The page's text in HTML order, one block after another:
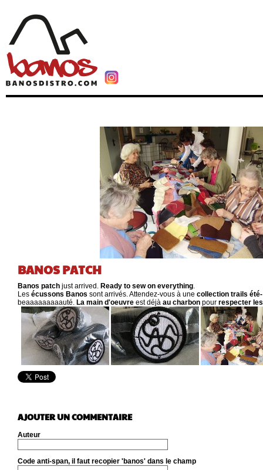
BANOS PATCH
Banos patch just arrived. Ready to sew on everything.
Les écussons Banos sont arrivés. Attendez-vous à une collection trails
beaaaaaaaaauté. La main d'oeuvre est déjà au charbon pour respecter
AJOUTER UN COMMENTAIRE
Auteur
Code anti-span, il faut recopier 'banos' dans le champ